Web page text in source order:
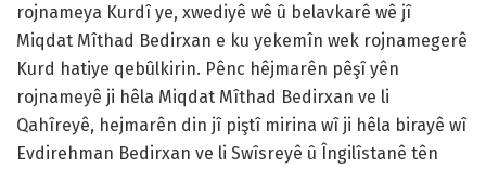
rojnameya Kurdî ye, xwediyê wê û belavkarê wê jî
Miqdat Mîthad Bedirxan e ku yekemîn wek rojnamegerê
Kurd hatiye qebûlkirin. Pênc hêjmarên pêşî yên
rojnameyê ji hêla Miqdat Mîthad Bedirxan ve li
Qahîreyê, hejmarên din jî piştî mirina wî ji hêla birayê wî
Evdirehman Bedirxan ve li Swîsreyê û Îngilîstanê tên